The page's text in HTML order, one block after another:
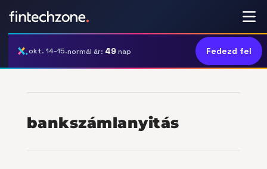
okt. 14-15.normál ár: 49 nap Fedezd fel
bankszámlanyitás